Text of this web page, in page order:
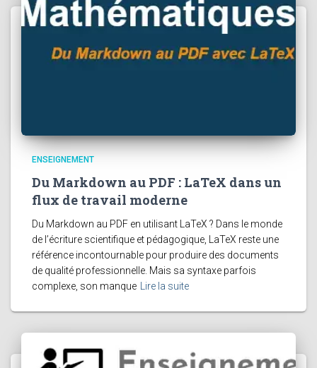
ENSEIGNEMENT
Du Markdown au PDF : LaTeX dans un
flux de travail moderne
Du Markdown au PDF en utilisant LaTeX ? Dans le monde
de l’écriture scientifique et pédagogique, LaTeX reste une
référence incontournable pour produire des documents
de qualité professionnelle. Mais sa syntaxe parfois
complexe, son manque
Lire la suite